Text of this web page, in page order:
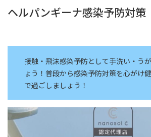
ヘルパンギーナ感染予防対策
接触・飛沫感染予防として手洗い・う
ょう！普段から感染予防対策を心がけ
で過ごしましょう！